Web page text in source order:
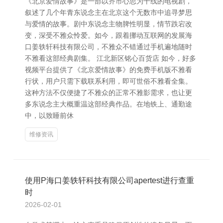
叙述了几个年青东说念主在北京这个无数市中追寻梦思
与爱情的故事。剧中东说念主物脾性明显，情节跌宕改
变，深受不雅众怜爱。如今，跟着挪动互联网的发展海
口姜轶轩科技有限公司，不雅众不错通过手机遍地随时
不雅看这部经典剧集。 江北新区铭心百货店 如今，好多
视频平台提供了《北京爱情故事》的免费手机版不雅看
行状，用户只需下载联系利用，即可世俗不雅看全集。
这种方法不仅便捷了不雅众的正常不雅影需求，也让更
多东说念主大概重温这部经典作品。在地铁上、通勤途
中，以致睡前休
维修资讯
使用P海口姜轶轩科技有限公司apertest进行查重
时
2026-02-01